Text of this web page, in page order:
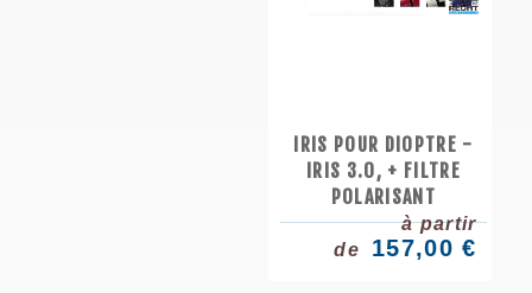
IRIS POUR DIOPTRE -
IRIS 3.0, + FILTRE
POLARISANT
à partir
de
157,00 €